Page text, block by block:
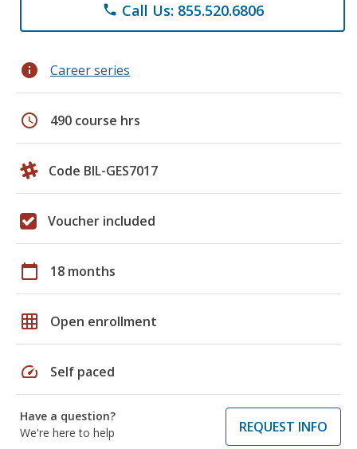
phone Call Us: 855.520.6806
info Career series
schedule 490 course hrs
Code BIL-GES7017
Voucher included
calendar_today 18 months
grid_on Open enrollment
speed Self paced
Have a question?
We're here to help
REQUEST INFO